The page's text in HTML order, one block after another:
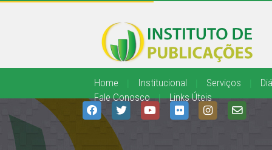
Home Institucional Serviços
Fale Conosco
| Links Úteis